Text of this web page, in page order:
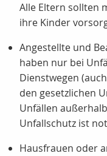
Alle Eltern sollten
ihre Kinder
Angestellte und
haben nur bei
Dienstwegen
den gesetzlichen
Unfällen
Unfallschutz ist
Hausfrauen oder